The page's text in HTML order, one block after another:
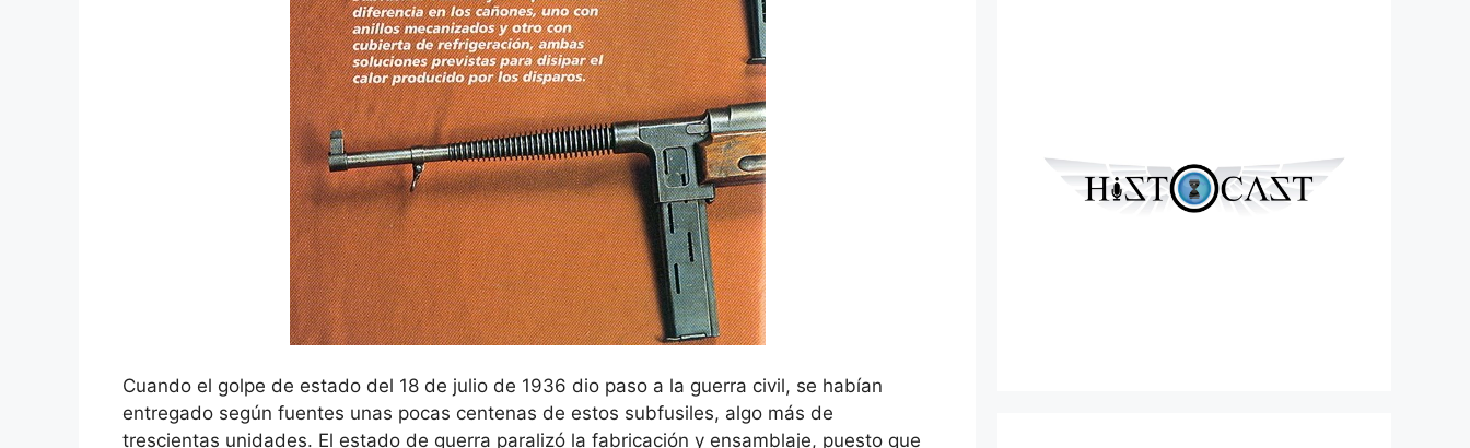
Cuando el golpe de estado del 18 de julio de 1936 dio paso a la guerra civil, se habían
entregado según fuentes unas pocas centenas de estos subfusiles, algo más de
trescientas unidades. El estado de guerra paralizó la fabricación y ensamblaje, puesto que